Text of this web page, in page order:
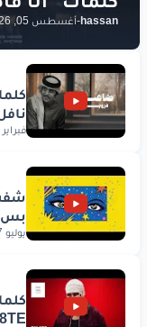
hassan
-أغسطس 05, 2026
فبراير 03, 2026
يوليو 17, 2026